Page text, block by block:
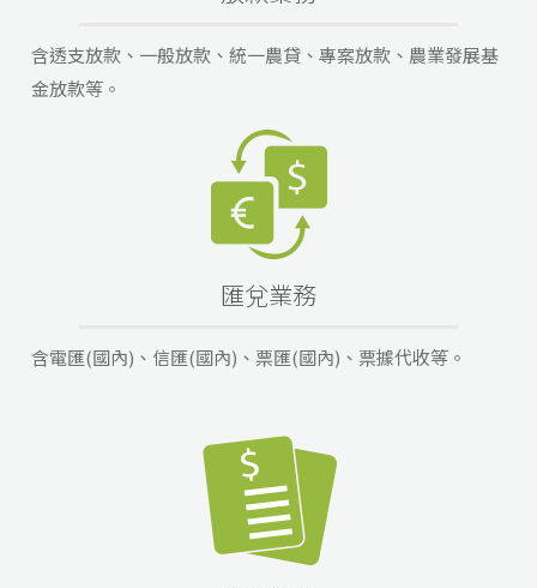
含透支放款、一般放款、統一農貸、專案放款、農業發展基
金放款等。
匯兌業務
含電匯(國內)、信匯(國內)、票匯(國內)、票據代收等。